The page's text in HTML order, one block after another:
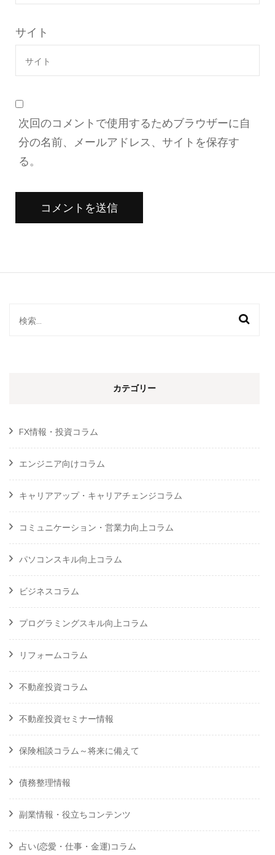
サイト
次回のコメントで使用するためブラウザーに自
分の名前、メールアドレス、サイトを保存す
る。
検
カテゴリー
FX情報・投資コラム
エンジニア向けコラム
キャリアアップ・キャリアチェンジコラム
コミュニケーション・営業力向上コラム
パソコンスキル向上コラム
ビジネスコラム
プログラミングスキル向上コラム
リフォームコラム
不動産投資コラム
不動産投資セミナー情報
保険相談コラム～将来に備えて
債務整理情報
副業情報・役立ちコンテンツ
占い(恋愛・仕事・金運)コラム